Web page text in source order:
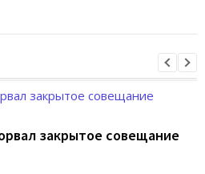
закрытое совещание